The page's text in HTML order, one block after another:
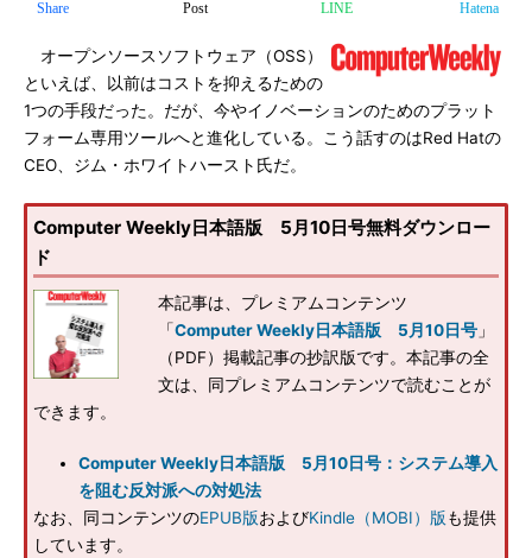
Share Post LINE Hatena
オープンソースソフトウェア（OSS）
といえば、以前はコストを抑えるための
1つの手段だった。だが、今やイノベーションのためのプラット
フォーム専用ツールへと進化している。こう話すのはRed Hatの
CEO、ジム・ホワイトハースト氏だ。
Computer Weekly日本語版 5月10日号無料ダウンロー
ド
本記事は、プレミアムコンテンツ
「Computer Weekly日本語版 5月10日号 」
（PDF）掲載記事の抄訳版です。本記事の全
文は、同プレミアムコンテンツで読むことが
できます。
Computer Weekly日本語版 5月10日号：システム導入
を阻む反対派への対処法
なお、同コンテンツのEPUB版およびKindle（MOBI）版も提供
しています。